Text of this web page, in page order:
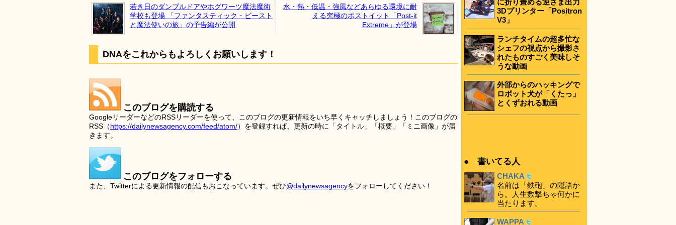
若き日のダンブルドアやホグワーツ魔法魔術
学校も登場 「ファンタスティック・ビースト
と魔法使いの旅」の予告編が公開
水・熱・低温・強風などあらゆる環境に耐
える究極のポストイット「Post-it
Extreme」が登場
DNAをこれからもよろしくお願いします！
このブログを購読する
GoogleリーダーなどのRSSリーダーを使って、このブログの更新情報をいち早くキャッチしましょう！このブログの
RSS（https://dailynewsagency.com/feed/atom/）を登録すれば、更新の時に「タイトル」「概要」「ミニ画像」が届
きます。
このブログをフォローする
また、Twitterによる更新情報の配信もおこなっています。ぜひ@dailynewsagencyをフォローしてください！
に折り畳める逆さま出力
3Dプリンター「Positron
V3」
ランチタイムの超多忙な
シェフの視点から撮影さ
れたものすごく美味しそ
うな動画
外部からのハッキングで
ロボット犬が「くたっ」
とくずおれる動画
● 書いてる人
CHAKA
名前は「鉄砲」の隠語か
ら。人生数撃ちゃ何かに
当たります。
WAPPA